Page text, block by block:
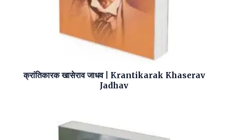
क्रांतिकारक खासेराव जाधव | Krantikarak Khaserav
Jadhav